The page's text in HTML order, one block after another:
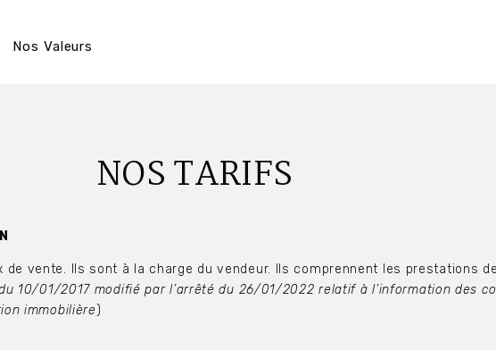
Nos Valeurs
NOS TARIFS
de vente. Ils sont à la charge du vendeur. Ils comprennent les prestations
10/01/2017 modifié par l’arrêté du 26/01/2022 relatif à l’information des
immobilière)